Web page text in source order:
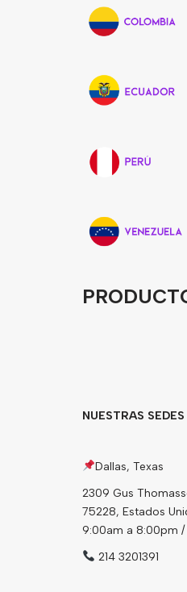
NUESTRAS SEDES
Dallas, Texas
2309 Gus
75228, Estados
9:00am a 8:00pm /
214 3201391